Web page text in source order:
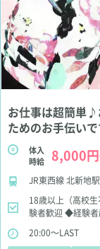
お仕事は超簡単♪
ためのお手伝い
体入
時給
8,000円
JR東西線 北新地
18歳以上（高校生
験者歓迎 ◆経験者
◆お友だちと一緒
20:00～LAST